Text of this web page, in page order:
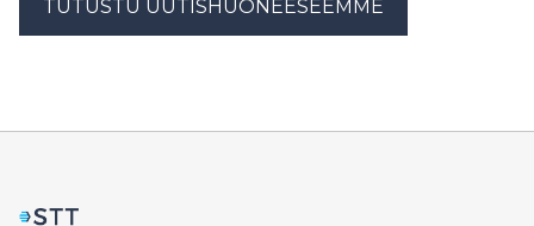
TUTUSTU UUTISHUONEESEEMME